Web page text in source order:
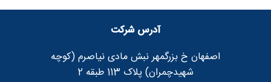
آدرس شرکت
اصفهان خ بزرگمهر نبش مادی نیاصرم (کوچه
شهیدچمران) پلاک 113 طبقه 2